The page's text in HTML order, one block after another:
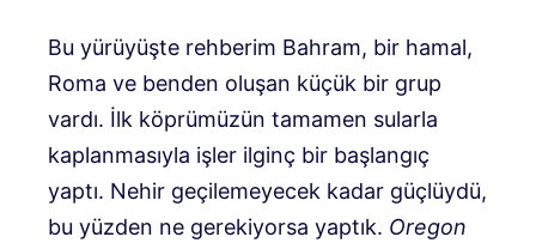
Bu yürüyüşte rehberim Bahram, bir hamal,
Roma ve benden oluşan küçük bir grup
vardı. İlk köprümüzün tamamen sularla
kaplanmasıyla işler ilginç bir başlangıç ​​
yaptı. Nehir geçilemeyecek kadar güçlüydü,
bu yüzden ne gerekiyorsa yaptık. Oregon